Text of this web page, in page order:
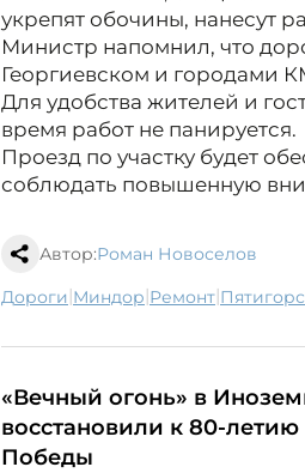
укрепят обочины, нанесут
Министр напомнил, что
Георгиевском и городами
Для удобства жителей и
время работ не панируется.
Проезд по участку будет
соблюдать повышенную
Автор:Роман Новоселов
дороги| Миндор| ремонт|
«Вечный огонь» в
восстановили к 80-летию
Победы